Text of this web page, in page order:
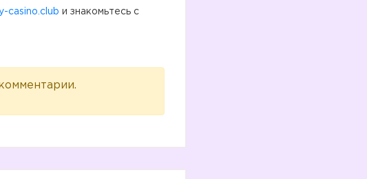
casino.club и знакомьтесь с